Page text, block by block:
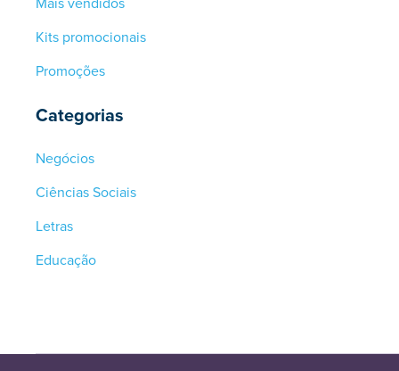
Kits promocionais
Promoções
Categorias
Negócios
Ciências Sociais
Letras
Educação